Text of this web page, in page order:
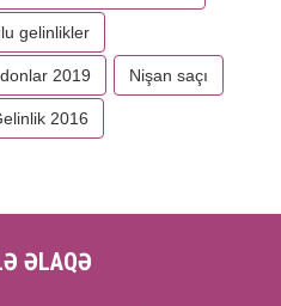
gelinlikler
2019 Nişan saçı
2016
ƏLAQƏ